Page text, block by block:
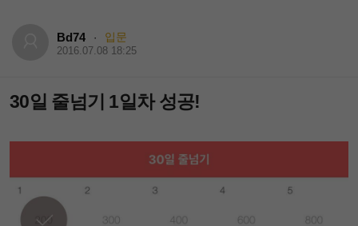
Bd74 · 입문
2016.07.08 18:25
30일 줄넘기 1일차 성공!